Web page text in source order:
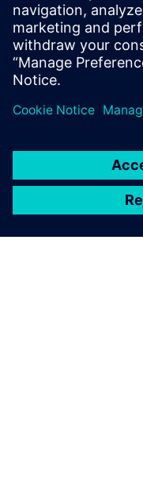
Supporto per test
laboratorio e nel
Supporto per la
di test complessi in
Conformità agli